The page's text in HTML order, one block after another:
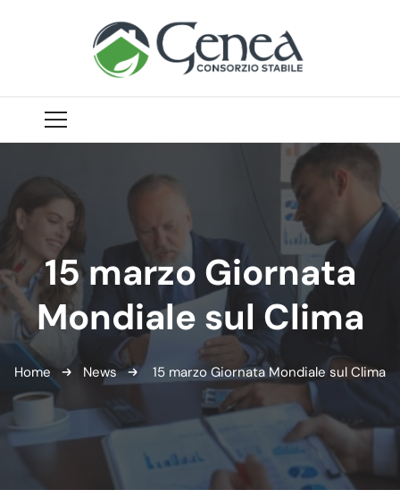
15 marzo Giornata
Mondiale sul Clima
Home News 15 marzo Giornata Mondiale sul Clima